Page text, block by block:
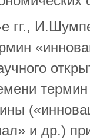
гг.,
и др.)